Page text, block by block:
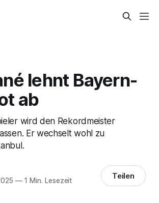
lehnt Bayern-
ab
wird den Rekordmeister
Er wechselt wohl zu
—1 Min. Lesezeit Teilen